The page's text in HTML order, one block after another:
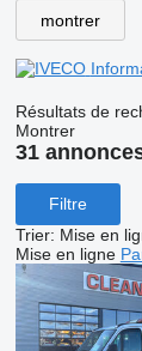
montrer
Résultats de
Montrer
31
Filtre
Trier: Mise en
Mise en ligne